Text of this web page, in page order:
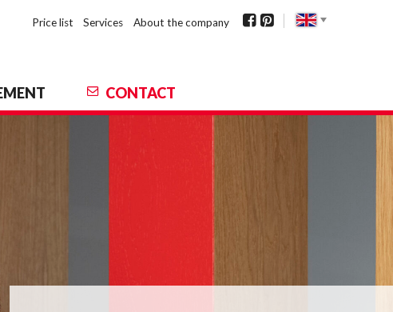
Price list Services About the company
CONTACT